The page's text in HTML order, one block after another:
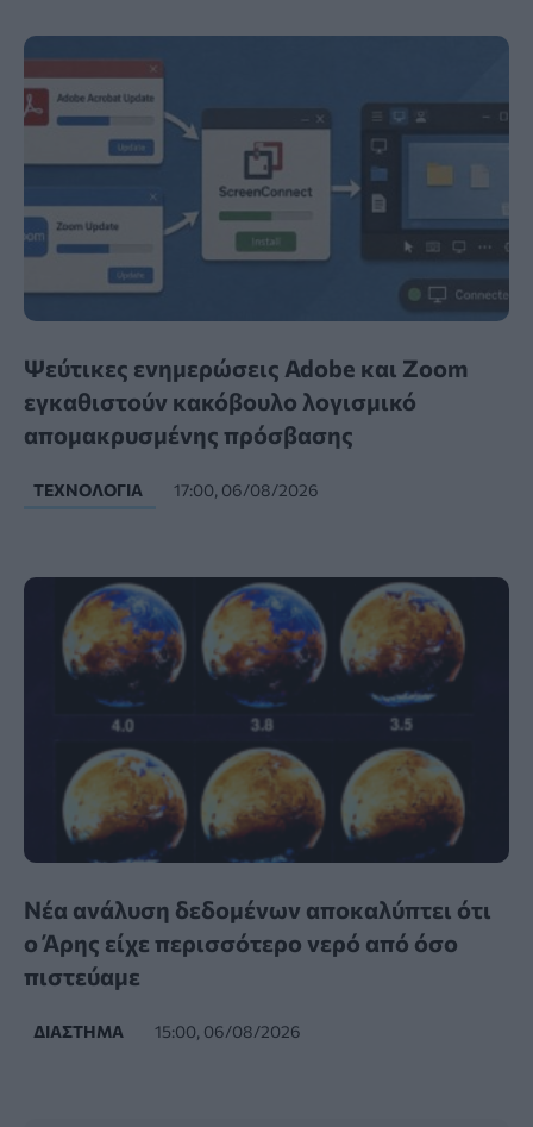
Ψεύτικες ενημερώσεις Adobe και Zoom
εγκαθιστούν κακόβουλο λογισμικό
απομακρυσμένης πρόσβασης
ΤΕΧΝΟΛΟΓΊΑ 17:00, 06/08/2026
Νέα ανάλυση δεδομένων αποκαλύπτει ότι
ο Άρης είχε περισσότερο νερό από όσο
πιστεύαμε
ΔΙΆΣΤΗΜΑ 15:00, 06/08/2026